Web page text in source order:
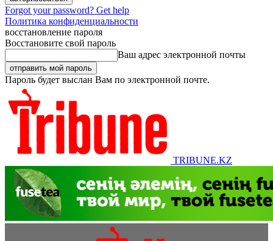
Forgot your password? Get help
Политика конфиденциальности
восстановление пароля
Восстановите свой пароль
Ваш адрес электронной почты
Пароль будет выслан Вам по электронной почте.
TRIBUNE.KZ